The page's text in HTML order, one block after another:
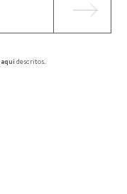
aqui descritos.